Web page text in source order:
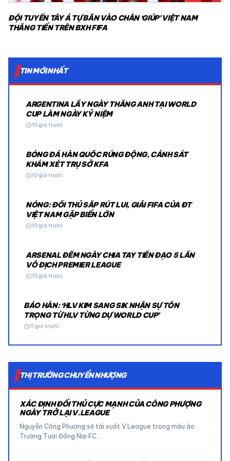
ĐỘI TUYỂN TÂY Á TỰ BẮN VÀO CHÂN ‘GIÚP’ VIỆT NAM
THĂNG TIẾN TRÊN BXH FIFA
TIN MỚI NHẤT
ARGENTINA LẤY NGÀY THẮNG ANH TẠI WORLD
CUP LÀM NGÀY KỶ NIỆM
schedule10 giờ trước
BÓNG ĐÁ HÀN QUỐC RÚNG ĐỘNG, CẢNH SÁT
KHÁM XÉT TRỤ SỞ KFA
schedule10 giờ trước
NÓNG: ĐỐI THỦ SẮP RÚT LUI, GIẢI FIFA CỦA ĐT
VIỆT NAM GẶP BIẾN LỚN
schedule10 giờ trước
ARSENAL ĐẾM NGÀY CHIA TAY TIỀN ĐẠO 5 LẦN
VÔ ĐỊCH PREMIER LEAGUE
schedule10 giờ trước
BÁO HÀN: ‘HLV KIM SANG SIK NHẬN SỰ TÔN
TRỌNG TỪ HLV TỪNG DỰ WORLD CUP’
schedule11 giờ trước
THỊ TRƯỜNG CHUYỂN NHƯỢNG
XÁC ĐỊNH ĐỐI THỦ CỰC MẠNH CỦA CÔNG PHƯỢNG
NGÀY TRỞ LẠI V.LEAGUE
Nguyễn Công Phượng sẽ tái xuất V.League trong màu áo
Trường Tươi Đồng Nai FC…